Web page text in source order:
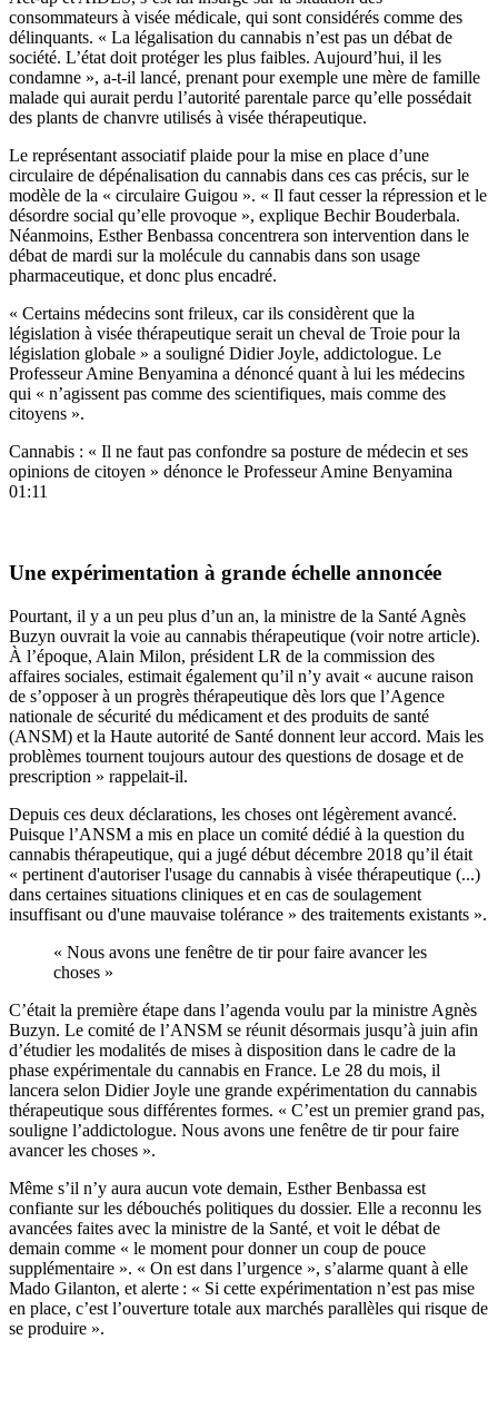
consommateurs à visée médicale, qui sont considérés comme des
délinquants. « La légalisation du cannabis n’est pas un débat de
société. L’état doit protéger les plus faibles. Aujourd’hui, il les
condamne », a-t-il lancé, prenant pour exemple une mère de famille
malade qui aurait perdu l’autorité parentale parce qu’elle possédait
des plants de chanvre utilisés à visée thérapeutique.
Le représentant associatif plaide pour la mise en place d’une
circulaire de dépénalisation du cannabis dans ces cas précis, sur le
modèle de la « circulaire Guigou ». « Il faut cesser la répression et le
désordre social qu’elle provoque », explique Bechir Bouderbala.
Néanmoins, Esther Benbassa concentrera son intervention dans le
débat de mardi sur la molécule du cannabis dans son usage
pharmaceutique, et donc plus encadré.
« Certains médecins sont frileux, car ils considèrent que la
législation à visée thérapeutique serait un cheval de Troie pour la
législation globale » a souligné Didier Joyle, addictologue. Le
Professeur Amine Benyamina a dénoncé quant à lui les médecins
qui « n’agissent pas comme des scientifiques, mais comme des
citoyens ».
Cannabis : « Il ne faut pas confondre sa posture de médecin et ses
opinions de citoyen » dénonce le Professeur Amine Benyamina
01:11
Une expérimentation à grande échelle annoncée
Pourtant, il y a un peu plus d’un an, la ministre de la Santé Agnès
Buzyn ouvrait la voie au cannabis thérapeutique (voir notre article).
À l’époque, Alain Milon, président LR de la commission des
affaires sociales, estimait également qu’il n’y avait « aucune raison
de s’opposer à un progrès thérapeutique dès lors que l’Agence
nationale de sécurité du médicament et des produits de santé
(ANSM) et la Haute autorité de Santé donnent leur accord. Mais les
problèmes tournent toujours autour des questions de dosage et de
prescription » rappelait-il.
Depuis ces deux déclarations, les choses ont légèrement avancé.
Puisque l’ANSM a mis en place un comité dédié à la question du
cannabis thérapeutique, qui a jugé début décembre 2018 qu’il était
« pertinent d'autoriser l'usage du cannabis à visée thérapeutique (...)
dans certaines situations cliniques et en cas de soulagement
insuffisant ou d'une mauvaise tolérance » des traitements existants ».
« Nous avons une fenêtre de tir pour faire avancer les
choses »
C’était la première étape dans l’agenda voulu par la ministre Agnès
Buzyn. Le comité de l’ANSM se réunit désormais jusqu’à juin afin
d’étudier les modalités de mises à disposition dans le cadre de la
phase expérimentale du cannabis en France. Le 28 du mois, il
lancera selon Didier Joyle une grande expérimentation du cannabis
thérapeutique sous différentes formes. « C’est un premier grand pas,
souligne l’addictologue. Nous avons une fenêtre de tir pour faire
avancer les choses ».
Même s’il n’y aura aucun vote demain, Esther Benbassa est
confiante sur les débouchés politiques du dossier. Elle a reconnu les
avancées faites avec la ministre de la Santé, et voit le débat de
demain comme « le moment pour donner un coup de pouce
supplémentaire ». « On est dans l’urgence », s’alarme quant à elle
Mado Gilanton, et alerte : « Si cette expérimentation n’est pas mise
en place, c’est l’ouverture totale aux marchés parallèles qui risque de
se produire ».